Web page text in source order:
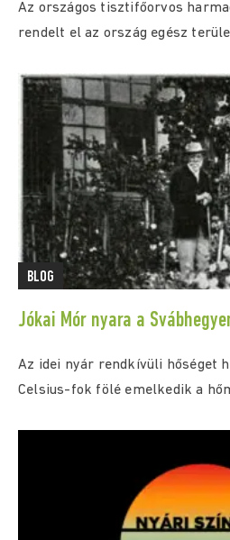
Az országos tisztifőorvos
rendelt el az ország egész
BLOG
Jókai Mór nyara a
Az idei nyár rendkívüli hőséget
Celsius-fok fölé emelkedik a